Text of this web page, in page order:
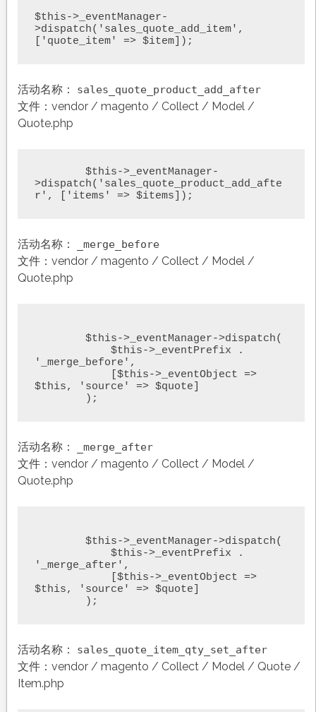
$this->_eventManager-
>dispatch('sales_quote_add_item',
['quote_item' => $item]);
活动名称： sales_quote_product_add_after
文件：vendor / magento / Collect / Model /
Quote.php
>dispatch('sales_quote_product_add_afte
r', ['items' => $items]);
活动名称： _merge_before
文件：vendor / magento / Collect / Model /
Quote.php
'_merge_before',
$this, 'source' => $quote]
	);
活动名称： _merge_after
文件：vendor / magento / Collect / Model /
Quote.php
'_merge_after',
$this, 'source' => $quote]
	);
活动名称： sales_quote_item_qty_set_after
文件：vendor / magento / Collect / Model / Quote /
Item.php